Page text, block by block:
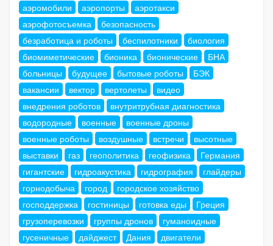
аэромобили
аэропорты
аэротакси
аэрофотосъемка
безопасность
безработица и роботы
беспилотники
биология
биомиметические
бионика бионические
БНА
больницы
будущее бытовые роботы
БЭК
вакансии
вектор вертолеты
видео
внедрения роботов
внутритрубная диагностика
водородные
военные
военные дроны
военные роботы
воздушные встречи
высотные
выставки
газ геополитика геофизика
Германия
гигантские
гидроакустика гидрография
глайдеры
горнодобыча
город
городское хозяйство
господдержка
гостиницы готовка еды
Греция
грузоперевозки
группы дронов
гуманоидные
гусеничные
дайджест Дания
двигатели